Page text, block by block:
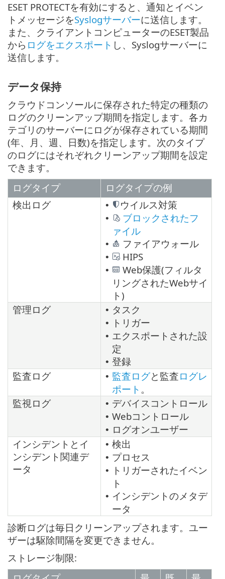
ESET PROTECTを有効にすると、通知とイベン
トメッセージをSyslogサーバーに送信します。
また、クライアントコンピューターのESET製品
から ログをエクスポート し、Syslogサーバーに
送信します。
データ保持
クラウドコンソールに保存された特定の種類の
ログのクリーンアップ期間を指定します。各カ
テゴリのサーバーにログが保存されている期間
(年、月、週、日数)を指定します。次のタイプ
のログにはそれぞれクリーンアップ期間を設定
できます。
ログタイプ
ログタイプの例
検出ログ
• ウイルス対策
•
ブロックされたフ
ァイル
• ファイアウォール
• HIPS
•
Web保護(フィルタ
リングされたWebサイ
ト)
管理ログ
• タスク
• トリガー
• エクスポートされた設
定
• 登録
監査ログ
• 監査ログと監査ログレ
ポート 。
監視ログ
• デバイスコントロール
• Webコントロール
• ログオンユーザー
インシデントとイ
ンシデント関連デ
ータ
• 検出
• プロセス
•
トリガーされたイベン
ト
• インシデントのメタデ
ータ
診断ログは毎日クリーンアップされます。ユー
ザーは駆除間隔を変更できません。
ストレージ制限: